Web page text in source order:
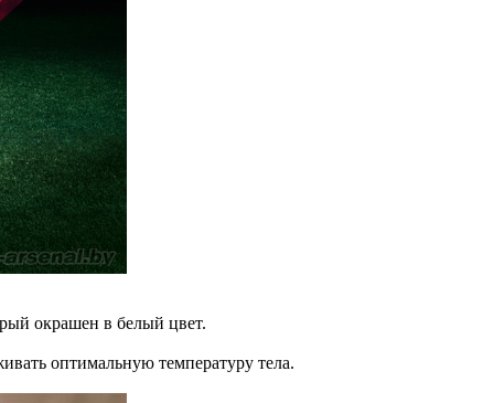
окрашен в белый цвет.
оптимальную температуру тела.